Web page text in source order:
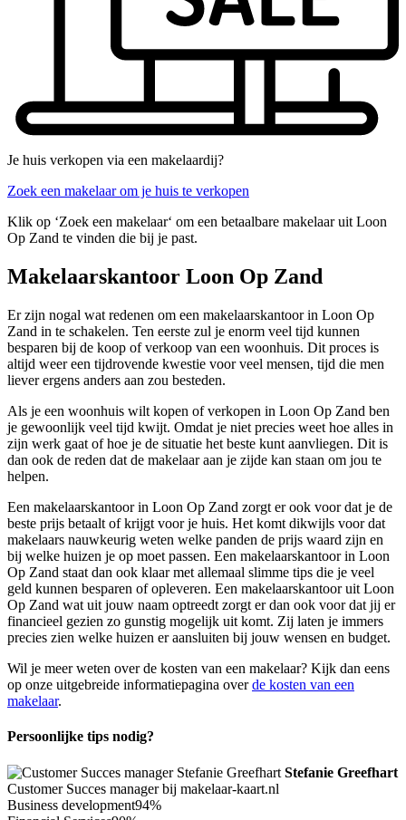
Je huis verkopen via een makelaardij?
Zoek een makelaar om je huis te verkopen
Klik op ‘Zoek een makelaar‘ om een betaalbare makelaar uit Loon
Op Zand te vinden die bij je past.
Makelaarskantoor Loon Op Zand
Er zijn nogal wat redenen om een makelaarskantoor in Loon Op
Zand in te schakelen. Ten eerste zul je enorm veel tijd kunnen
besparen bij de koop of verkoop van een woonhuis. Dit proces is
altijd weer een tijdrovende kwestie voor veel mensen, tijd die men
liever ergens anders aan zou besteden.
Als je een woonhuis wilt kopen of verkopen in Loon Op Zand ben
je gewoonlijk veel tijd kwijt. Omdat je niet precies weet hoe alles in
zijn werk gaat of hoe je de situatie het beste kunt aanvliegen. Dit is
dan ook de reden dat de makelaar aan je zijde kan staan om jou te
helpen.
Een makelaarskantoor in Loon Op Zand zorgt er ook voor dat je de
beste prijs betaalt of krijgt voor je huis. Het komt dikwijls voor dat
makelaars nauwkeurig weten welke panden de prijs waard zijn en
bij welke huizen je op moet passen. Een makelaarskantoor in Loon
Op Zand staat dan ook klaar met allemaal slimme tips die je veel
geld kunnen besparen of opleveren. Een makelaarskantoor uit Loon
Op Zand wat uit jouw naam optreedt zorgt er dan ook voor dat jij er
financieel gezien zo gunstig mogelijk uit komt. Zij laten je immers
precies zien welke huizen er aansluiten bij jouw wensen en budget.
Wil je meer weten over de kosten van een makelaar? Kijk dan eens
op onze uitgebreide informatiepagina overde kosten van een
makelaar.
Persoonlijke tips nodig?
Stefanie Greefhart
Customer Succes manager bij makelaar-kaart.nl
Business development94%